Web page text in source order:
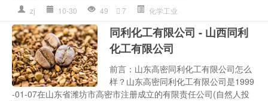
zj 10-30 49 7 化学工业
同利化工有限公司 - 山西同利
化工有限公司
前言：山东高密同利化工有限公司怎么
样？山东高密同利化工有限公司是1999
-01-07在山东省潍坊市高密市注册成立的有限责任公司(自然人投